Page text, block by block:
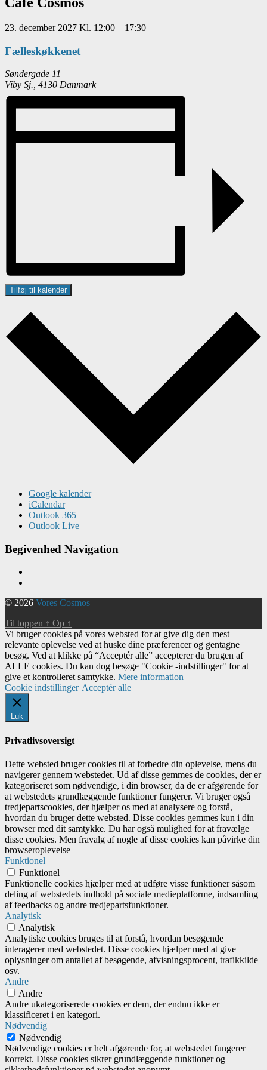
23. december 2027 Kl. 12:00 – 17:30
Fælleskøkkenet
Søndergade 11
Viby Sj. 4130 Danmark
Tilføj til kalender
Google kalender
iCalendar
Outlook 365
Outlook Live
Begivenhed Navigation
© 2026 Vores Cosmos
Til toppen ↑ Op ↑
Vi bruger cookies på vores websted for at give dig den mest
relevante oplevelse ved at huske dine præferencer og gentagne
besøg. Ved at klikke på “Acceptér alle” accepterer du brugen af ​​
ALLE cookies. Du kan dog besøge "Cookie -indstillinger" for at
give et kontrolleret samtykke. Mere information
Cookie indstillinger Acceptér alle
Luk
Privatlivsoversigt
Dette websted bruger cookies til at forbedre din oplevelse, mens du
navigerer gennem webstedet. Ud af disse gemmes de cookies, der er
kategoriseret som nødvendige, i din browser, da de er afgørende for
at webstedets grundlæggende funktioner fungerer. Vi bruger også
tredjepartscookies, der hjælper os med at analysere og forstå,
hvordan du bruger dette websted. Disse cookies gemmes kun i din
browser med dit samtykke. Du har også mulighed for at fravælge
disse cookies. Men fravalg af nogle af disse cookies kan påvirke din
browseroplevelse
Funktionel
Funktionel
Funktionelle cookies hjælper med at udføre visse funktioner såsom
deling af webstedets indhold på sociale medieplatforme, indsamling
af feedbacks og andre tredjepartsfunktioner.
Analytisk
Analytisk
Analytiske cookies bruges til at forstå, hvordan besøgende
interagerer med webstedet. Disse cookies hjælper med at give
oplysninger om antallet af besøgende, afvisningsprocent, trafikkilde
osv.
Andre
Andre
Andre ukategoriserede cookies er dem, der endnu ikke er
klassificeret i en kategori.
Nødvendig
Nødvendig
Nødvendige cookies er helt afgørende for, at webstedet fungerer
korrekt. Disse cookies sikrer grundlæggende funktioner og